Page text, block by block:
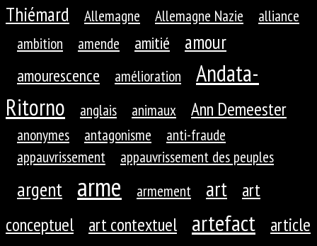
Thiémard
Allemagne Allemagne Nazie
alliance
ambition
amende amitié amour
amourescence amélioration
Andata-
Ritorno
anglais animaux Ann Demeester
anonymes antagonisme
anti-fraude
appauvrissement
appauvrissement des peuples
argent arme armement art
art
conceptuel
art contextuel artefact
article